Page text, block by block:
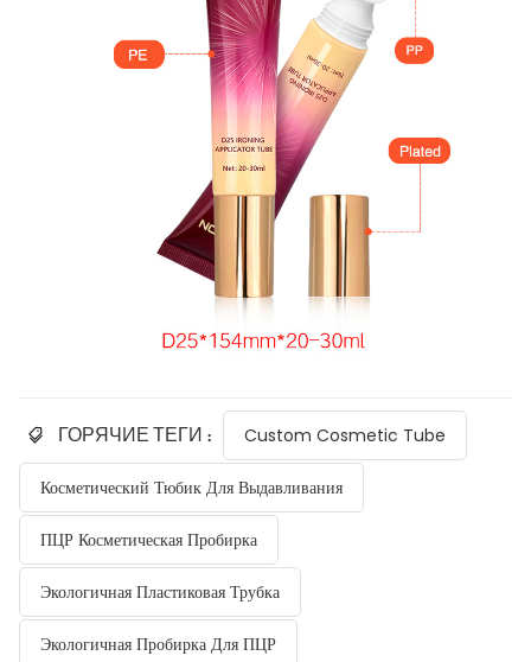
ГОРЯЧИЕ ТЕГИ : Custom Cosmetic Tube
Косметический Тюбик Для Выдавливания
ПЦР Косметическая Пробирка
Экологичная Пластиковая Трубка
Экологичная Пробирка Для ПЦР